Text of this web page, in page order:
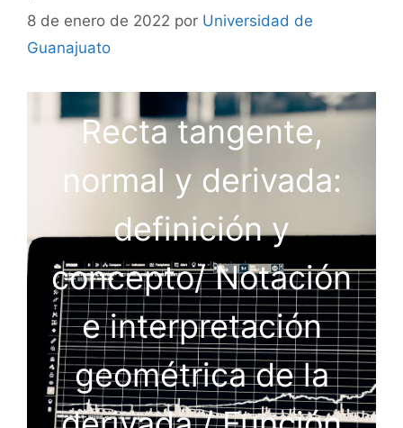
8 de enero de 2022 por Universidad de
Guanajuato
Recta tangente,
normal y derivada:
definición y
concepto/ Notación
e interpretación
geométrica de la